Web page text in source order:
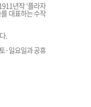
년작 ‘플라자
대표하는 수작
.
·일요일과 공휴